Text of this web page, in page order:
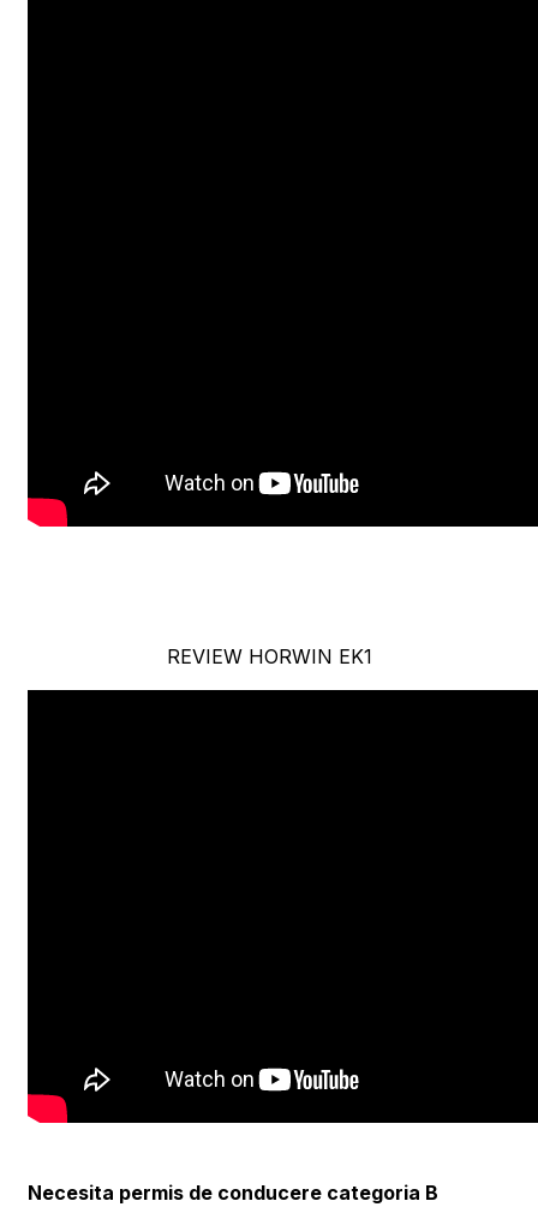
REVIEW HORWIN EK1
Necesita permis de conducere categoria B